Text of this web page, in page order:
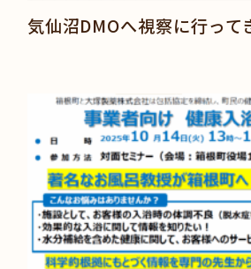
気仙沼DMOへ視察に行って